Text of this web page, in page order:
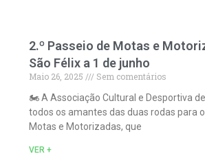
2.º Passeio de Motas e
São Félix a 1 de junho
Maio 26, 2025
Sem comentários
🏍️ A Associação Cultural e Desportiva
todos os amantes das duas rodas para
Motas e Motorizadas, que
VER +